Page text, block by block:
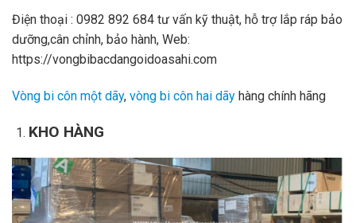
Điện thoại : 0982 892 684 tư vấn kỹ thuật, hỗ trợ lắp ráp bảo
dưỡng,cân chỉnh, bảo hành, Web:
https://vongbibacdangoidoasahi.com
Vòng bi côn một dãy, vòng bi côn hai dãy hàng chính hãng
KHO HÀNG